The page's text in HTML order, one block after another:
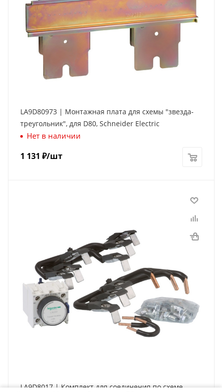
LA9D80973 | Монтажная плата для схемы "звезда-
треугольник", для D80, Schneider Electric
Нет в наличии
1 131 ₽/шт
LA9D8017 | Комплект для соединения по схеме